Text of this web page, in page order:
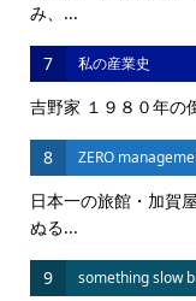
み、...
7 私の産業史
吉野家 １９８０年
8 ZERO
日本一の旅館・加賀
ぬる...
9 something slow